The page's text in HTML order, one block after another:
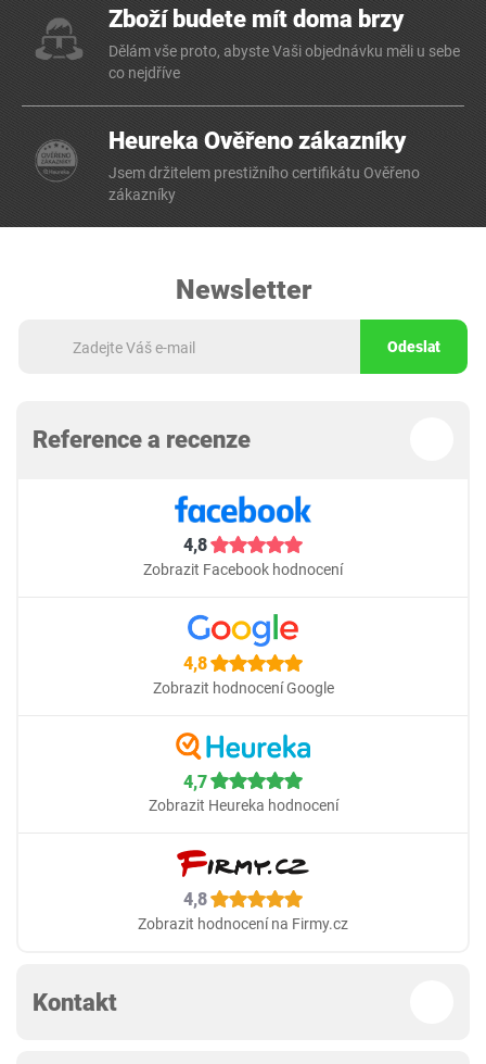
Zboží budete mít doma brzy
Dělám vše proto, abyste Vaši objednávku měli u sebe
co nejdříve
Heureka Ověřeno zákazníky
Jsem držitelem prestižního certifikátu Ověřeno
zákazníky
Newsletter
Odeslat
Reference a recenze
4,8
Zobrazit Facebook hodnocení
4,8
Zobrazit hodnocení Google
4,7
Zobrazit Heureka hodnocení
4,8
Zobrazit hodnocení na Firmy.cz
Kontakt